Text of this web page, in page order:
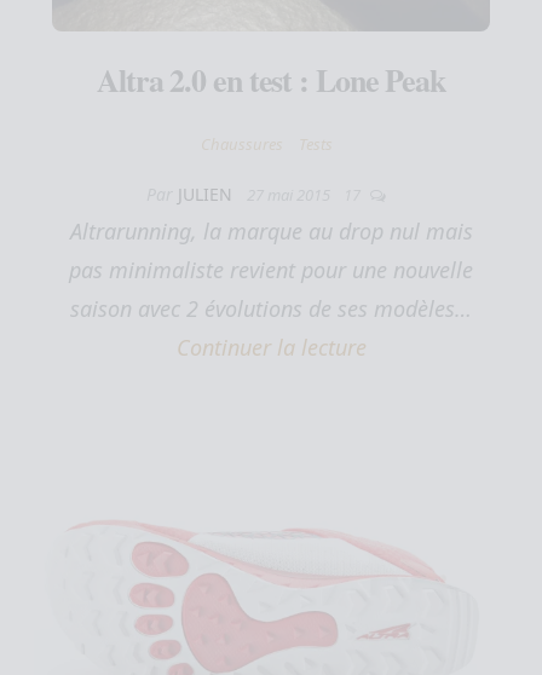
Altra 2.0 en test : Lone Peak
Chaussures Tests
JULIEN
Altrarunning, la marque au drop nul mais
pas minimaliste revient pour une nouvelle
saison avec 2 évolutions de ses modèles…
Continuer la lecture